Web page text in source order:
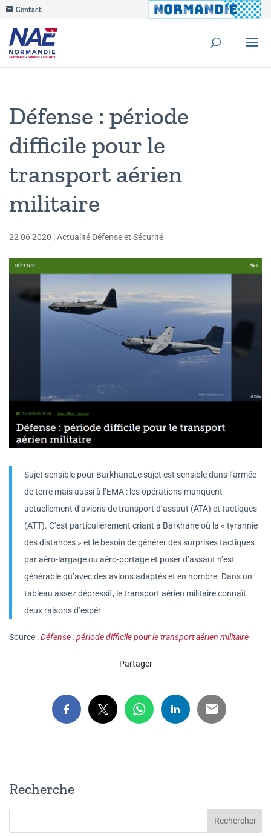
Contact
Défense : période
difficile pour le
transport aérien
militaire
22 06 2020 |Actualité Défense et Sécurité
Sujet sensible pour BarkhaneLe sujet est sensible dans l’armée
de terre mais aussi à l’EMA : les opérations manquent
actuellement d’avions de transport d’assaut (ATA) et tactiques
(ATT). C’est particulièrement criant à Barkhane où la « tyrannie
des distances » et le besoin de générer des surprises tactiques
par aéro-largage ou aéro-portage et poser d’assaut n’est
générable qu’avec des avions adaptés et en nombre. Dans un
tableau assez dépressif, le transport aérien militaire connaît
deux raisons d’espér
Source :Défense : période difficile pour le transport aérien militaire
Partager
Recherche